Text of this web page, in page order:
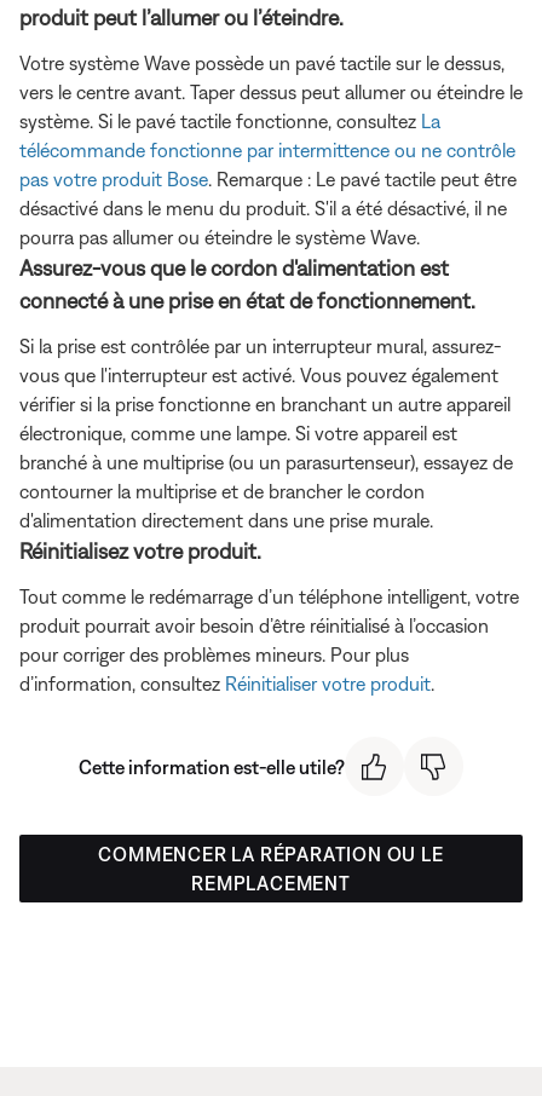
produit peut l’allumer ou l’éteindre.
Votre système Wave possède un pavé tactile sur le dessus,
vers le centre avant. Taper dessus peut allumer ou éteindre le
système. Si le pavé tactile fonctionne, consultez La
télécommande fonctionne par intermittence ou ne contrôle
pas votre produit Bose. Remarque : Le pavé tactile peut être
désactivé dans le menu du produit. S'il a été désactivé, il ne
pourra pas allumer ou éteindre le système Wave.
Assurez-vous que le cordon d'alimentation est
connecté à une prise en état de fonctionnement.
Si la prise est contrôlée par un interrupteur mural, assurez-
vous que l'interrupteur est activé. Vous pouvez également
vérifier si la prise fonctionne en branchant un autre appareil
électronique, comme une lampe. Si votre appareil est
branché à une multiprise (ou un parasurtenseur), essayez de
contourner la multiprise et de brancher le cordon
d'alimentation directement dans une prise murale.
Réinitialisez votre produit.
Tout comme le redémarrage d’un téléphone intelligent, votre
produit pourrait avoir besoin d’être réinitialisé à l’occasion
pour corriger des problèmes mineurs. Pour plus
d’information, consultez Réinitialiser votre produit.
Cette information est-elle utile?
COMMENCER LA RÉPARATION OU LE
REMPLACEMENT